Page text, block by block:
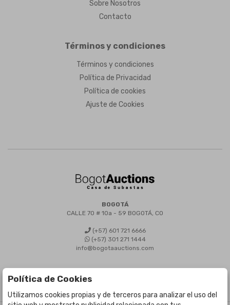
Sobre Nosotros
Contacto
Términos y condiciones
Términos y condiciones
Política de Privacidad
Política de cookies
Ajuste de Cookies
BOGOTÁ
CALLE 70 # 10a - 59 BOGOTÁ, CO
(+57) 601 721 6666
(+57) 301 271 1444
info@bogotaauctions.com
Política de Cookies
Utilizamos cookies propias y de terceros para analizar el uso del